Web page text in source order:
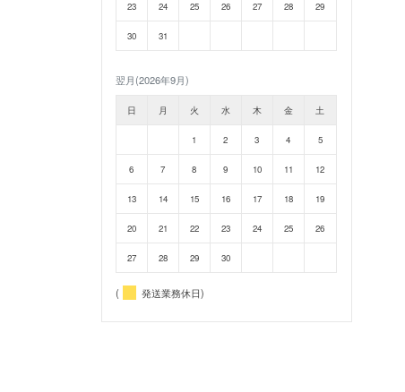
23 24 25 26 27 28 29
30 31
翌月(2026年9月)
日 月 火 水 木 金 土
1 2 3 4 5
6 7 8 9 10 11 12
13 14 15 16 17 18 19
20 21 22 23 24 25 26
27 28 29 30
( 発送業務休日)